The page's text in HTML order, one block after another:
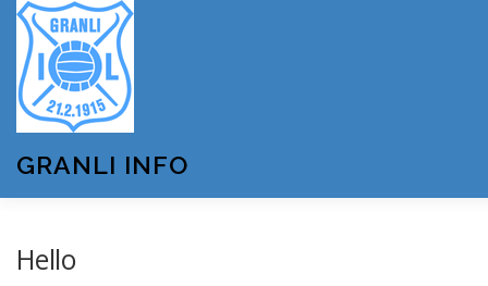
innhold
GRANLI INFO
Hello